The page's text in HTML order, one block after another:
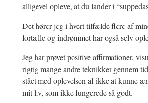
alligevel opleve, at du lander i
Det hører jeg i hvert tilfælde flere af
fortælle og indrømmet har også selv
Jeg har prøvet positive affirmationer,
rigtig mange andre teknikker gennem
stået med oplevelsen af ikke at kunne
mit liv, som ikke fungerede så godt.